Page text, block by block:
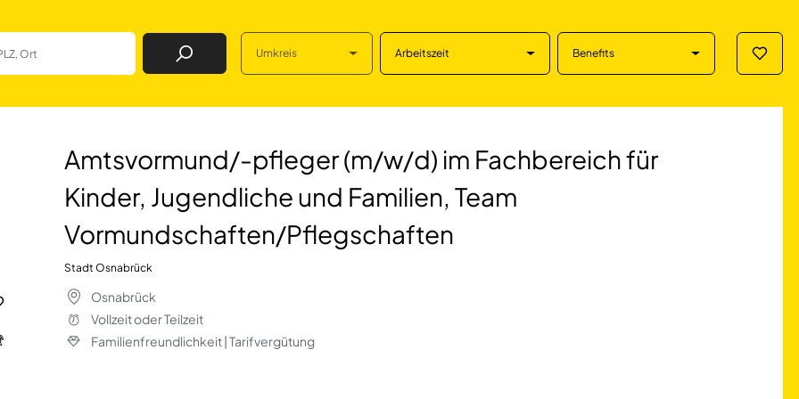
Job Finden Umkreis Arbeitszeit Benefits
(m/w/d) im Fachbereich
Amtsvormund/-pfleger (m/w/d) im Fachbereich für
Kinder, Jugendliche und Familien, Team
Vormundschaften/Pflegschaften
Stadt Osnabrück
Osnabrück
Vollzeit oder Teilzeit
Familienfreundlichkeit | Tarifvergütung